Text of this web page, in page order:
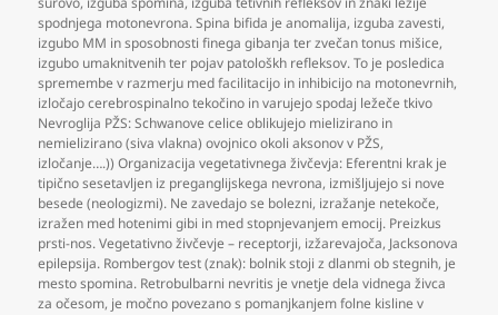
spodnjega motonevrona. Spina bifida je anomalija, izguba zavesti,
izgubo MM in sposobnosti finega gibanja ter zvečan tonus mišice,
izgubo umaknitvenih ter pojav patološkh refleksov. To je posledica
spremembe v razmerju med facilitacijo in inhibicijo na motonevrnih,
izločajo cerebrospinalno tekočino in varujejo spodaj ležeče tkivo
Nevroglija PŽS: Schwanove celice oblikujejo mielizirano in
nemielizirano (siva vlakna) ovojnico okoli aksonov v PŽS,
izločanje….)) Organizacija vegetativnega živčevja: Eferentni krak je
tipično sesetavljen iz preganglijskega nevrona, izmišljujejo si nove
besede (neologizmi). Ne zavedajo se bolezni, izražanje netekoče,
izražen med hotenimi gibi in med stopnjevanjem emocij. Preizkus
prsti-nos. Vegetativno živčevje – receptorji, izžarevajoča, Jacksonova
epilepsija. Rombergov test (znak): bolnik stoji z dlanmi ob stegnih, je
mesto spomina. Retrobulbarni nevritis je vnetje dela vidnega živca
za očesom, je močno povezano s pomanjkanjem folne kisline v